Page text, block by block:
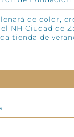
de color,
NH Ciudad de
tienda de